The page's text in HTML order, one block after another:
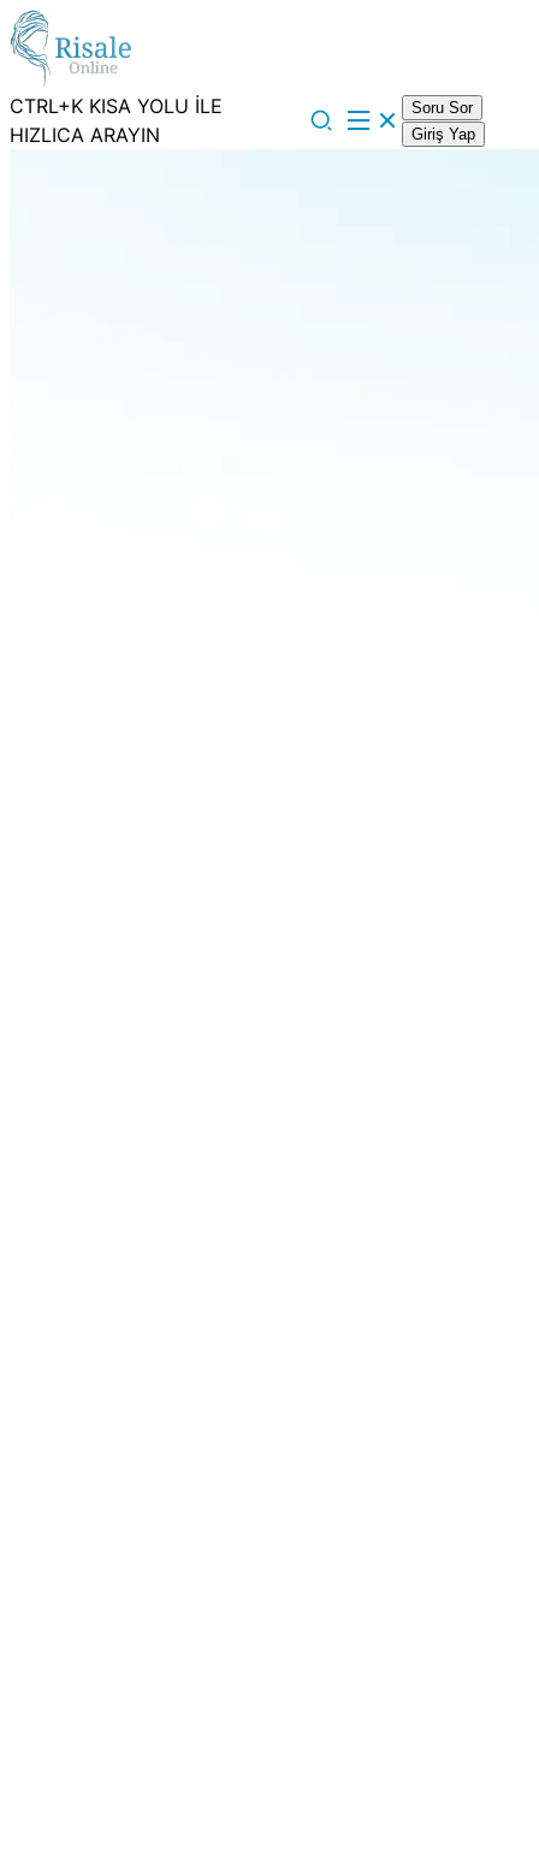
CTRL+K KISA YOLU İLE
HIZLICA ARAYIN
Soru Sor
Giriş Yap